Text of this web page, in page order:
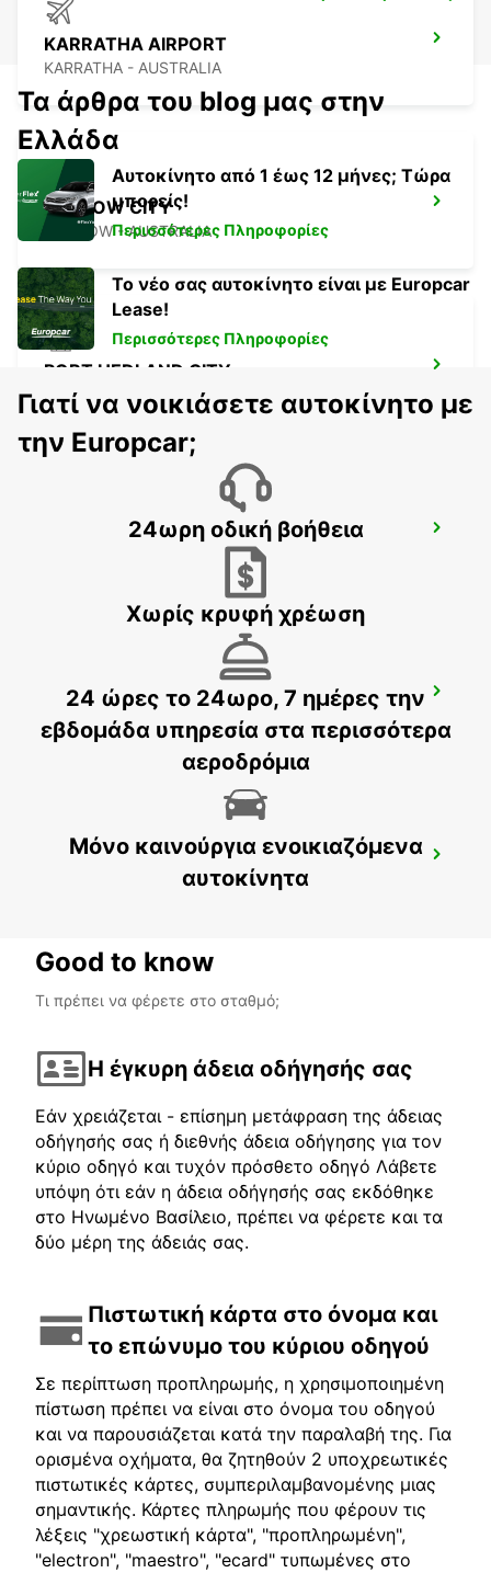
KARRATHA AIRPORT
KARRATHA - AUSTRALIA
ONSLOW CITY
ONSLOW - AUSTRALIA
PORT HEDLAND CITY
PORT HEDLAND - AUSTRALIA
PORT HEDLAND AIRPORT
PORT HEDLAND - AUSTRALIA
EXMOUTH LEARMONTH AIRPORT
EXMOUTH - AUSTRALIA
EXMOUTH CITY
EXMOUTH - AUSTRALIA
Τα άρθρα του blog μας στην
Ελλάδα
Αυτοκίνητο από 1 έως 12 μήνες; Τώρα
μπορείς!
Περισσότερες Πληροφορίες
Το νέο σας αυτοκίνητο είναι με Europcar
Lease!
Περισσότερες Πληροφορίες
Γιατί να νοικιάσετε αυτοκίνητο με
την Europcar;
24ωρη οδική βοήθεια
Χωρίς κρυφή χρέωση
24 ώρες το 24ωρο, 7 ημέρες την
εβδομάδα υπηρεσία στα περισσότερα
αεροδρόμια
Μόνο καινούργια ενοικιαζόμενα
αυτοκίνητα
Good to know
Τι πρέπει να φέρετε στο σταθμό;
Η έγκυρη άδεια οδήγησής σας
Εάν χρειάζεται - επίσημη μετάφραση της άδειας
οδήγησής σας ή διεθνής άδεια οδήγησης για τον
κύριο οδηγό και τυχόν πρόσθετο οδηγό Λάβετε
υπόψη ότι εάν η άδεια οδήγησής σας εκδόθηκε
στο Ηνωμένο Βασίλειο, πρέπει να φέρετε και τα
δύο μέρη της άδειάς σας.
Πιστωτική κάρτα στο όνομα και
το επώνυμο του κύριου οδηγού
Σε περίπτωση προπληρωμής, η χρησιμοποιημένη
πίστωση πρέπει να είναι στο όνομα του οδηγού
και να παρουσιάζεται κατά την παραλαβή της. Για
ορισμένα οχήματα, θα ζητηθούν 2 υποχρεωτικές
πιστωτικές κάρτες, συμπεριλαμβανομένης μιας
σημαντικής. Κάρτες πληρωμής που φέρουν τις
λέξεις "χρεωστική κάρτα", "προπληρωμένη",
"electron", "maestro", "ecard" τυπωμένες στο